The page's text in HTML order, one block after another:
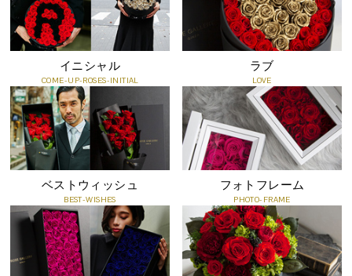
とのないローズは、その幸福な瞬間をいつまでも色鮮やかに留め続
けます。
特別な想いを形にする贈り物としておすすめです。
メッセージカードサービス(無料オプション)
お客様ご希望のメッセージを印字してお届けするカードです。
すべての商品に無料でメッセージカードをつけることができます。
ご注文時にショッピングカート内の、「メッセージカードの内容」
に、ご希望のメッセージをご記入ください。
イニシャル
COME-UP-ROSES-INITIAL
ラブ
LOVE
ベストウィッシュ
BEST-WISHES
フォトフレーム
PHOTO-FRAME